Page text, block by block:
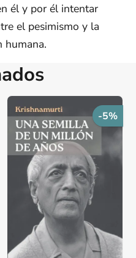
él y por él intentar
el pesimismo y la
humana.
-5%